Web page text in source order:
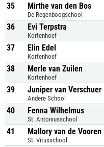
35 Mirthe van den Bos
De Regenboogschool
36 Evi Terpstra
Kortenhoef
37 Elin Edel
Kortenhoef
38 Merle van Zuilen
Kortenhoef
39 Juniper van Verschuer
Andere School
40 Fenna Wilhelmus
St. Antoniusschool
41 Mallory van de Vooren
St. Vitusschool